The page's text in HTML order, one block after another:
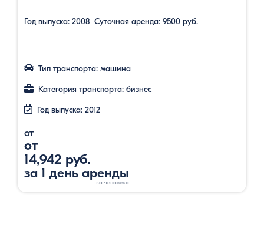
Год выпуска: 2008 Суточная аренда: 9500 руб.
Тип транспорта: машина
Категория транспорта: бизнес
Год выпуска: 2012
от
от
14,942 руб.
за 1 день аренды